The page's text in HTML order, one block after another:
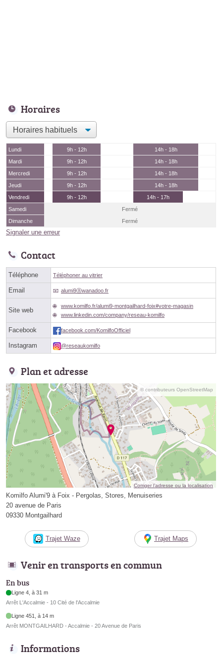
Horaires
Lundi 9h - 12h
14h - 18h
Mardi
9h - 12h
14h - 18h
Mercredi
9h - 12h
14h - 18h
Jeudi
9h - 12h
14h - 18h
Vendredi
9h - 12h
14h - 17h
Samedi
Fermé
Dimanche
Fermé
Signaler une erreur
Contact
Téléphone Téléphoner au vitrier
Email alumi9ⓐwanadoo.fr
Site web
www.komilfo.fr/alumi9-montgailhard-foix#votre-magasin
www.linkedin.com/company/reseau-komilfo
Facebook facebook.com/KomilfoOfficiel
Instagram @reseaukomilfo
Plan et adresse
© contributeurs OpenStreetMap
Corriger l’adresse ou la localisation
Komilfo Alumi'9 à Foix - Pergolas, Stores, Menuiseries
20 avenue de Paris
09330 Montgailhard
Trajet Waze Trajet Maps
Venir en transports en commun
En bus
Ligne 4, à 31 m
Arrêt L'Accalmie - 10 Cité de l'Accalmie
Ligne 451, à 14 m
Arrêt MONTGAILHARD - Accalmie - 20 Avenue de Paris
Informations